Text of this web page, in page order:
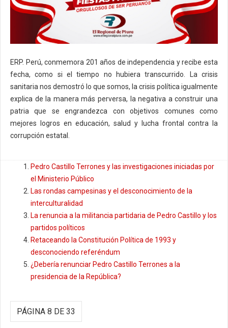
ERP. Perú, conmemora 201 años de independencia y recibe esta
fecha, como si el tiempo no hubiera transcurrido. La crisis
sanitaria nos demostró lo que somos, la crisis política igualmente
explica de la manera más perversa, la negativa a construir una
patria que se engrandezca con objetivos comunes como
mejores logros en educación, salud y lucha frontal contra la
corrupción estatal.
Pedro Castillo Terrones y las investigaciones iniciadas por
el Ministerio Público
Las rondas campesinas y el desconocimiento de la
interculturalidad
La renuncia a la militancia partidaria de Pedro Castillo y los
partidos políticos
Retaceando la Constitución Política de 1993 y
desconociendo referéndum
¿Debería renunciar Pedro Castillo Terrones a la
presidencia de la República?
PÁGINA 8 DE 33